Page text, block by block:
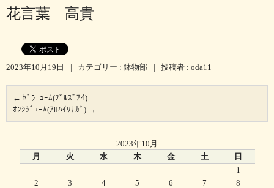
花言葉 高貴
2023年10月19日 | カテゴリー : 鉢物部 | 投稿者 : oda11
← ｾﾞﾗﾆｭｰﾑ(ﾌﾞﾙｽﾞｱｲ)
ｵﾝｼｼﾞｭｰﾑ(ｱﾛﾊｲﾜﾅｶﾞ) →
2023年10月
月
火 水 木 金 土 日
1
2
3 4 5 6 7
8